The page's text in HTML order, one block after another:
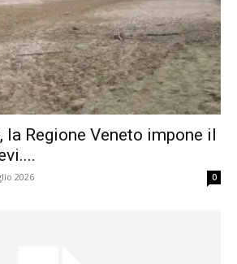
la Regione Veneto impone il
2026 0